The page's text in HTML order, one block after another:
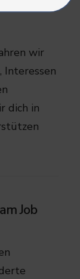
wir
Interessen
dich in
Job